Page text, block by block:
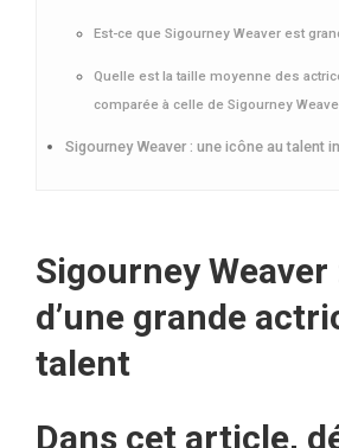
Est-ce que Sigourney Weaver est
Quelle est la taille moyenne des
comparée à celle de Sigourney
Sigourney Weaver : une icône au talent
Sigourney
d’une grande
talent
Dans cet article,